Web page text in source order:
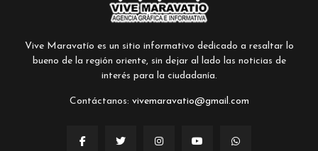
Vive Maravatío es un sitio informativo dedicado a resaltar lo
bueno de la región oriente, sin dejar al lado las noticias de
interés para la ciudadanía.
Contáctanos: vivemaravatio@gmail.com